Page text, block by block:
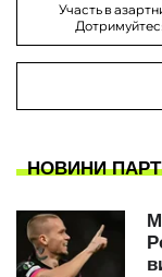
Участь в